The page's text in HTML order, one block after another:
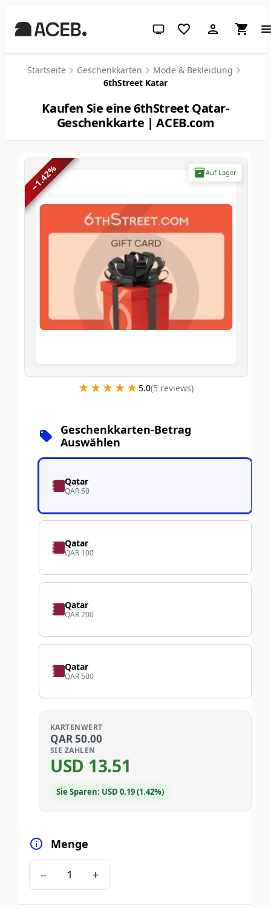
System-Design (klicken für
Startseite Geschenkkarten
Mode & Bekleidung
6thStreet Katar
Kaufen Sie eine 6thStreet Qatar-
Geschenkkarte | ACEB.com
Auf Lager
−
1.42
%
★★★★★
★★★★★5.0(5 reviews)
Geschenkkarten-Betrag
Auswählen
Qatar
QAR 50
Qatar
QAR 100
Qatar
QAR 200
Qatar
QAR 500
KARTENWERT
QAR50.00
SIE ZAHLEN
USD 13.51
Sie Sparen: USD 0.19 (1.42%)
Menge
− +